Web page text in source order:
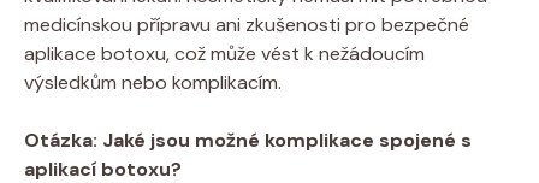
medicínskou přípravu ani zkušenosti pro bezpečné
aplikace botoxu, což může vést k nežádoucím
výsledkům nebo komplikacím.
Otázka: Jaké jsou možné komplikace spojené s
aplikací botoxu?